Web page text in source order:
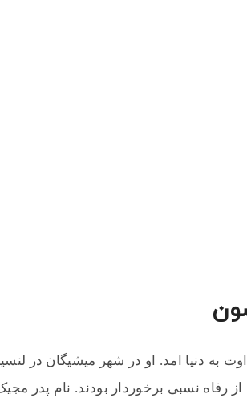
نوزدهم ماه اوت به دنیا امد. او در شهر میشیگان
رفاه نسبی برخوردار بودند. نام پدر